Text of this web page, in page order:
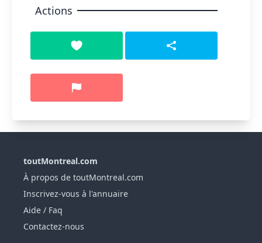
Actions
toutMontreal.com
À propos de toutMontreal.com
Inscrivez-vous à l'annuaire
Aide / Faq
Contactez-nous